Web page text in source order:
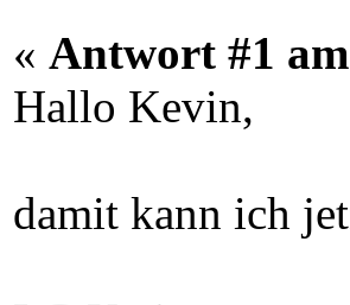
« Antwort #1
Hallo Kevin,
damit kann ich